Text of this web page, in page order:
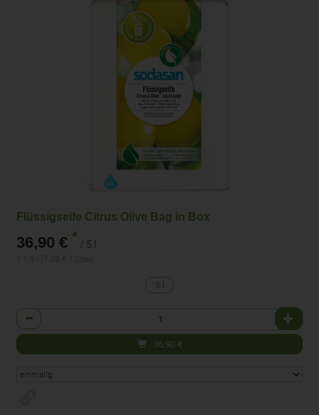
Flüssigseife Citrus Olive Bag in Box
36,90 € * / 5 l
5 l
Anzahl
36,90 €